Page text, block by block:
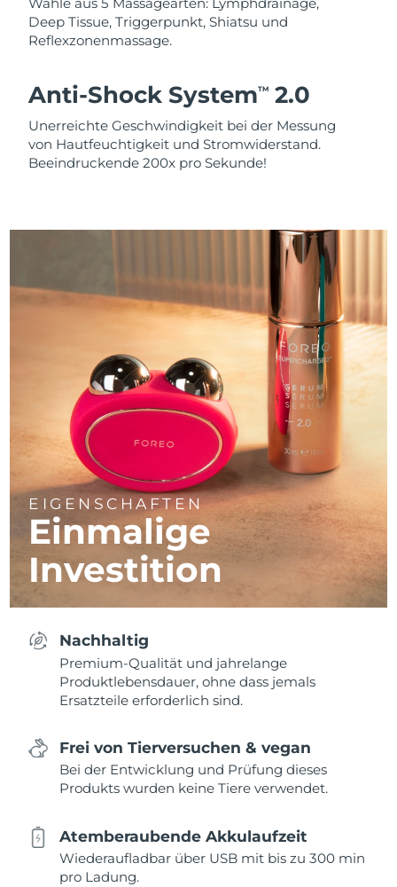
Deep Tissue, Triggerpunkt, Shiatsu und
Reflexzonenmassage.
Anti-Shock SystemTM 2.0
Unerreichte Geschwindigkeit bei der Messung
von Hautfeuchtigkeit und Stromwiderstand.
Beeindruckende 200x pro Sekunde!
EIGENSCHAFTEN
Einmalige
Investition
Nachhaltig
Premium-Qualität und jahrelange
Produktlebensdauer, ohne dass jemals
Ersatzteile erforderlich sind.
Frei von Tierversuchen & vegan
Bei der Entwicklung und Prüfung dieses
Produkts wurden keine Tiere verwendet.
Atemberaubende Akkulaufzeit
Wiederaufladbar über USB mit bis zu 300 min
pro Ladung.